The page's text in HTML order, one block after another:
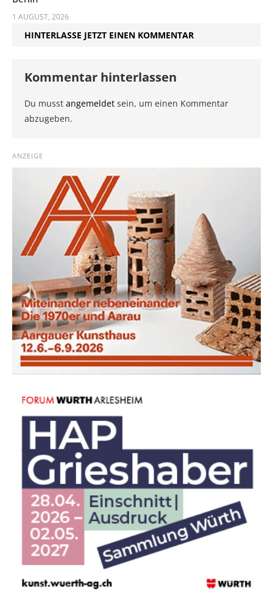
1 AUGUST, 2026
HINTERLASSE JETZT EINEN KOMMENTAR
Kommentar hinterlassen
Du musst angemeldet sein, um einen Kommentar
abzugeben.
ANZEIGE